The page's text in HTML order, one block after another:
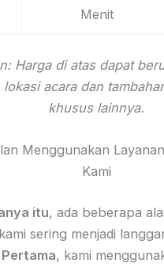
Menit
Harga di atas dapat
acara dan
khusus lainnya.
Menggunakan
Kami
itu, ada beberapa
sering menjadi
Pertama, kami